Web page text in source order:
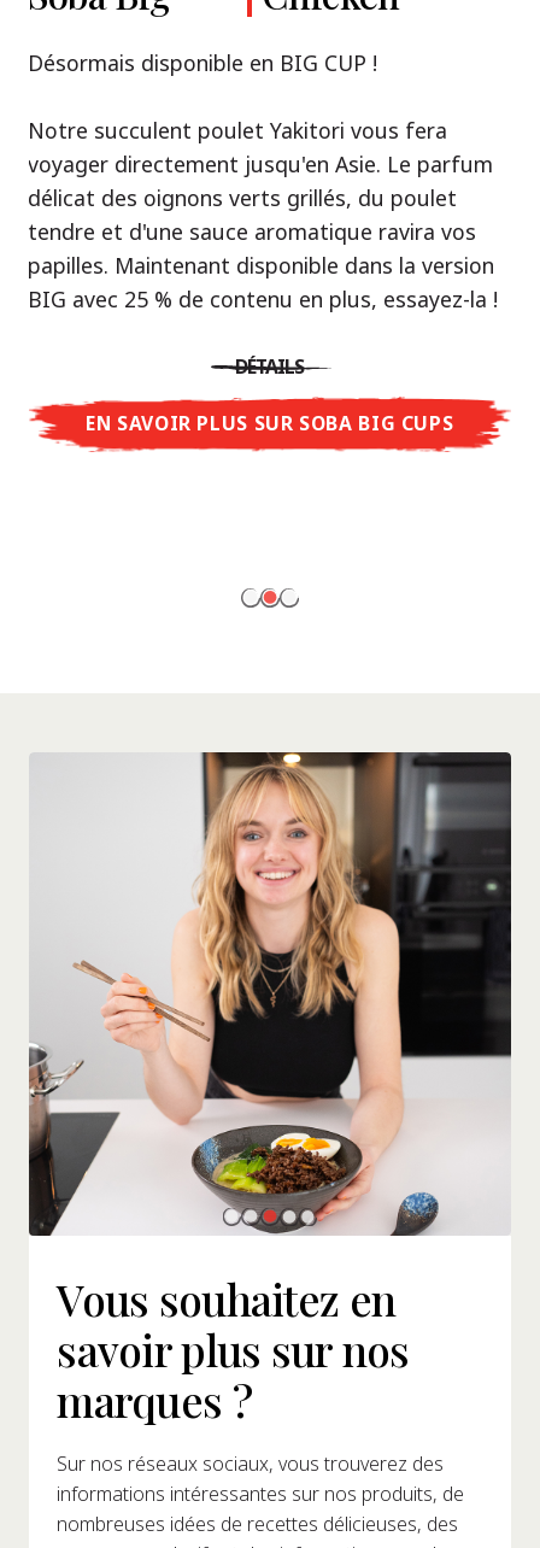
Trois univers de saveurs, un seul objectif : le
vrai ramen de niveau restaurant – sans le
restaurant.
Avec Nissin Ramen Premium, découvrez le
plaisir du ramen japonais comme jamais
Yuzu, épicé et relevé avec Spicy Miso, ou
crémeux et gourmand avec Tonkotsu. Le goût
authentique du restaurant – à savourer chez
Désormais disponible en BIG CUP !
Notre succulent poulet Yakitori vous fera
voyager directement jusqu'en Asie. Le parfum
délicat des oignons verts grillés, du poulet
tendre et d'une sauce aromatique ravira vos
papilles. Maintenant disponible dans la version
BIG avec 25 % de contenu en plus, essayez-la !
DÉTAILS
EN SAVOIR PLUS SUR SOBA BIG CUPS
Notre recommandation: découvrez le goût de
Ramen !
Une soupe ramen qui, comme la cuisine
thaïlandaise elle-même, est synonyme
d'équilibre parfait et d'harmonie gustative.
La saveur de poulet caramélisé combinée aux
expérience gustative asiatique authentique.
DÉTAILS
Vous souhaitez en
savoir plus sur nos
marques ?
Sur nos réseaux sociaux, vous trouverez des
informations intéressantes sur nos produits, de
nombreuses idées de recettes délicieuses, des